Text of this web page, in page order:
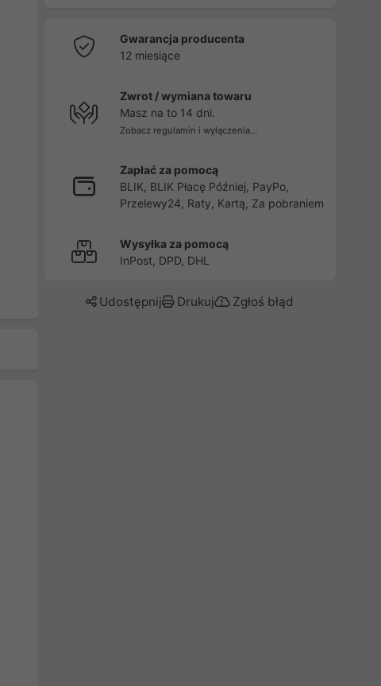
Gwarancja producenta
12 miesiące
Zwrot / wymiana towaru
Masz na to 14 dni.
Zobacz regulamin i wyłączenia...
Zapłać za pomocą
BLIK, BLIK Płacę Później, PayPo,
Przelewy24, Raty, Kartą, Za pobraniem
Wysyłka za pomocą
InPost, DPD, DHL
Udostępnij Drukuj Zgłoś błąd